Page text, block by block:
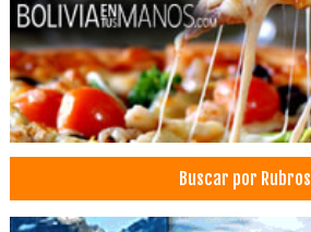
Novias: Vestidos, Artículos
Vestidos de Novia
Ropa Infantil
Abrigos para Mujer
Buscar por Rubros